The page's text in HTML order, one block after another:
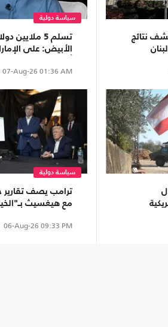
نتائج
سياسة دولية
تسلم 5 ملايين
الأبيض: على
07-Aug-26 01:36 AM
سياسة دولية
ترامب يصف تقارير
مع هيغسيث
06-Aug-26 09:33 PM